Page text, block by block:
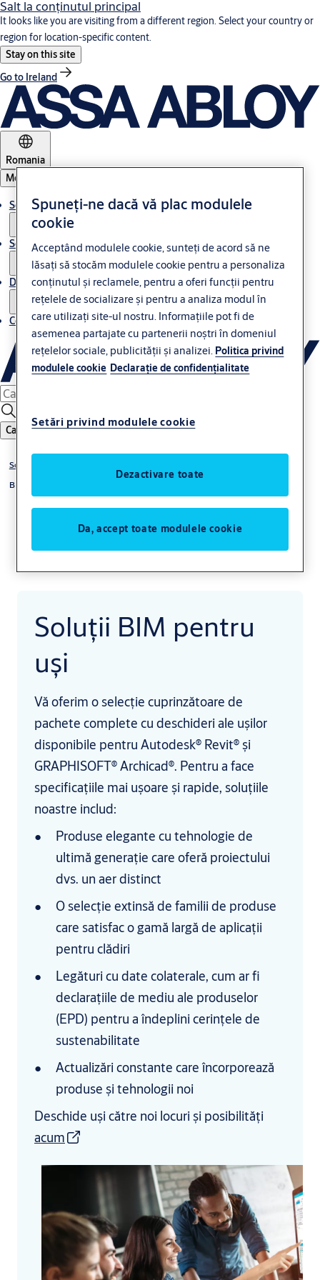
Salt la conţinutul principal
It looks like you are visiting from a different region. Select your country or
region for location-specific content.
Stay on this site
Go to Ireland
Romania
Meniul
Soluții
Service
Despre ASSA ABLOY
Contacte
Caută
Soluții și aplicații
BIM și specificații
Soluții BIM pentru
uși
Vă oferim o selecție cuprinzătoare de
pachete complete cu deschideri ale ușilor
disponibile pentru Autodesk® Revit® și
GRAPHISOFT® Archicad®. Pentru a face
specificațiile mai ușoare și rapide, soluțiile
noastre includ:
Produse elegante cu tehnologie de
ultimă generație care oferă proiectului
dvs. un aer distinct
O selecție extinsă de familii de produse
care satisfac o gamă largă de aplicații
pentru clădiri
Legături cu date colaterale, cum ar fi
declarațiile de mediu ale produselor
(EPD) pentru a îndeplini cerințele de
sustenabilitate
Actualizări constante care încorporează
produse și tehnologii noi
Deschide uși către noi locuri și posibilități
acum
Spuneți-ne dacă vă plac modulele
cookie
Acceptând modulele cookie, sunteți de acord să ne
lăsați să stocăm modulele cookie pentru a personaliza
conținutul și reclamele, pentru a oferi funcții pentru
rețelele de socializare și pentru a analiza modul în
care utilizați site-ul nostru. Informațiile pot fi de
asemenea partajate cu partenerii noștri în domeniul
rețelelor sociale, publicității și analizei. Politica privind
modulele cookie Declaraţie de confidenţialitate
Setări privind modulele cookie
Dezactivare toate
Da, accept toate modulele cookie